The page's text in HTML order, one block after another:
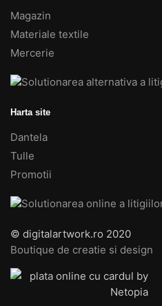
Magazin
Materiale textile
Mercerie
Harta site
Dantela
Tulle
Promotii
© digitalartwork.ro 2020
Boutique de creatie si design